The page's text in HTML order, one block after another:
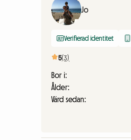
Jo
Verifierad identitet
5(3)
Bor i:
Ålder:
Värd sedan: